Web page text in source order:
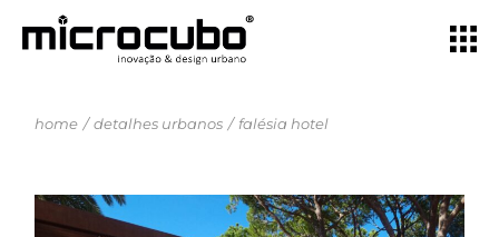
home detalhes urbanos falésia hotel